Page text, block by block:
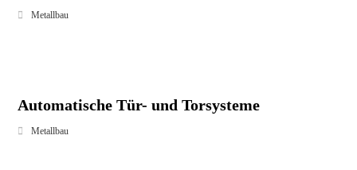
Metallbau
Automatische Tür- und Torsysteme
Metallbau